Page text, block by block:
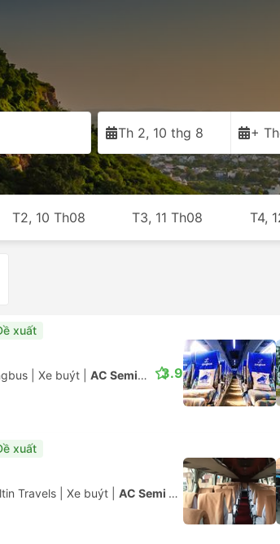
Th 2, 10 thg 8 +
T2, 10 Th08 T3, 11 Th08 T4,
xuất
Xe buýt AC Semi Sleeper 3.9
xuất
Travels Xe buýt AC Semi Sleeper